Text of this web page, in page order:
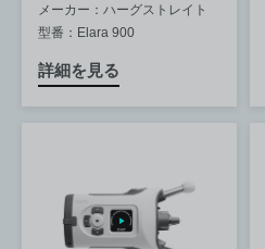
メーカー：ハーグストレイト
型番：Elara 900
詳細を見る